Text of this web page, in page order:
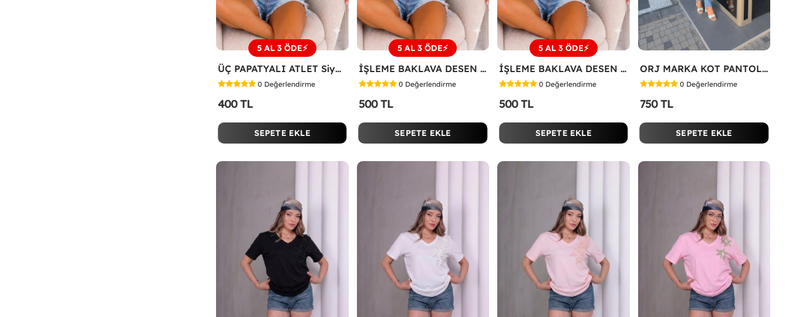
5 AL 3 ÖDE⚡
ÜÇ PAPATYALI ATLET Siyah
0 Değerlendirme
400 TL
SEPETE EKLE
5 AL 3 ÖDE⚡
İŞLEME BAKLAVA DESEN TİŞÖRT Beyaz
0 Değerlendirme
500 TL
SEPETE EKLE
5 AL 3 ÖDE⚡
İŞLEME BAKLAVA DESEN TİŞÖRT Siyah
0 Değerlendirme
500 TL
SEPETE EKLE
ORJ MARKA KOT PANTOLON Mavi
0 Değerlendirme
750 TL
SEPETE EKLE